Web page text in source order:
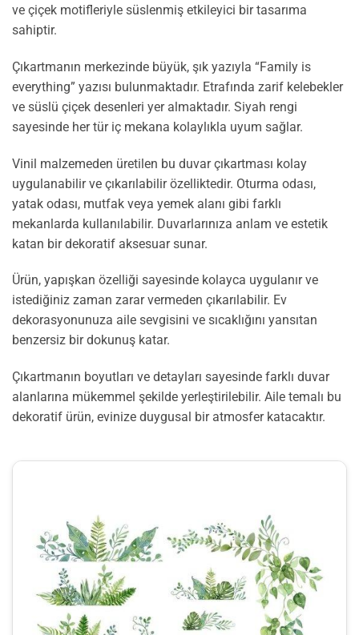
ve çiçek motifleriyle süslenmiş etkileyici bir tasarıma
sahiptir.
Çıkartmanın merkezinde büyük, şık yazıyla “Family is
everything” yazısı bulunmaktadır. Etrafında zarif kelebekler
ve süslü çiçek desenleri yer almaktadır. Siyah rengi
sayesinde her tür iç mekana kolaylıkla uyum sağlar.
Vinil malzemeden üretilen bu duvar çıkartması kolay
uygulanabilir ve çıkarılabilir özelliktedir. Oturma odası,
yatak odası, mutfak veya yemek alanı gibi farklı
mekanlarda kullanılabilir. Duvarlarınıza anlam ve estetik
katan bir dekoratif aksesuar sunar.
Ürün, yapışkan özelliği sayesinde kolayca uygulanır ve
istediğiniz zaman zarar vermeden çıkarılabilir. Ev
dekorasyonunuza aile sevgisini ve sıcaklığını yansıtan
benzersiz bir dokunuş katar.
Çıkartmanın boyutları ve detayları sayesinde farklı duvar
alanlarına mükemmel şekilde yerleştirilebilir. Aile temalı bu
dekoratif ürün, evinize duygusal bir atmosfer katacaktır.